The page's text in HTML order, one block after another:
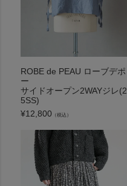
ROBE de PEAU ローブデポ
ー
サイドオープン2WAYジレ(2
5SS)
¥12,800 （税込）